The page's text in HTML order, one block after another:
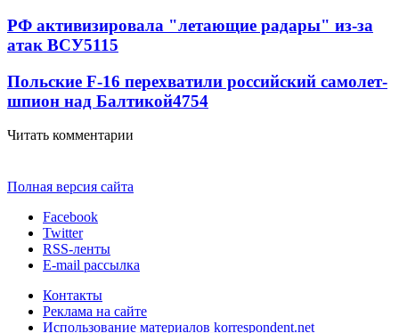
РФ активизировала "летающие радары" из-за
атак ВСУ5115
Польские F-16 перехватили российский самолет-
шпион над Балтикой4754
Читать комментарии
Полная версия сайта
Facebook
Twitter
RSS-ленты
E-mail рассылка
Контакты
Реклама на сайте
Использование материалов korrespondent.net